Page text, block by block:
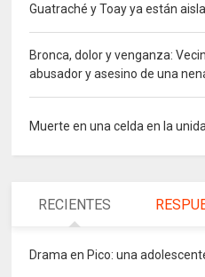
Guatraché y Toay ya están
Bronca, dolor y venganza:
abusador y asesino de una
Muerte en una celda en la
RECIENTES
Drama en Pico: una